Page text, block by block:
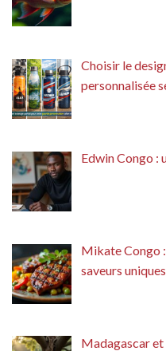
Choisir le
personnalisée
Edwin Congo :
Mikate Congo
saveurs uniques
Madagascar et